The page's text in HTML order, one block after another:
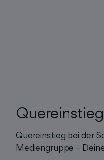
Quereinstieg
Quereinstieg bei der
Mediengruppe –